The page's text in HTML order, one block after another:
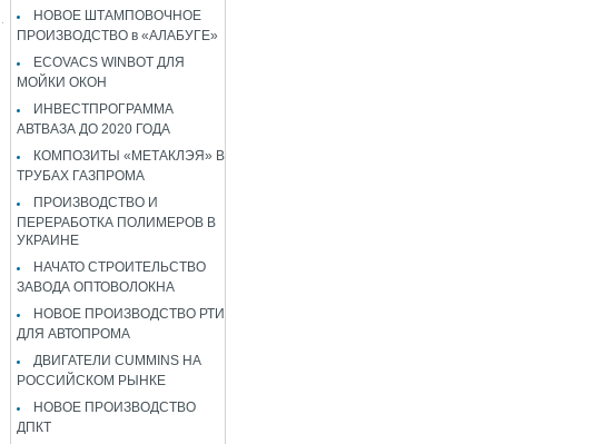
НОВОЕ ШТАМПОВОЧНОЕ
ПРОИЗВОДСТВО в «АЛАБУГЕ»
ECOVACS WINBOT ДЛЯ
МОЙКИ ОКОН
ИНВЕСТПРОГРАММА
АВТВАЗА ДО 2020 ГОДА
КОМПОЗИТЫ «МЕТАКЛЭЯ» В
ТРУБАХ ГАЗПРОМА
ПРОИЗВОДСТВО И
ПЕРЕРАБОТКА ПОЛИМЕРОВ В
УКРАИНЕ
НАЧАТО СТРОИТЕЛЬСТВО
ЗАВОДА ОПТОВОЛОКНА
НОВОЕ ПРОИЗВОДСТВО РТИ
ДЛЯ АВТОПРОМА
ДВИГАТЕЛИ CUMMINS НА
РОССИЙСКОМ РЫНКЕ
НОВОЕ ПРОИЗВОДСТВО
ДПКТ